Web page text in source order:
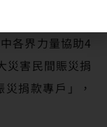
各界力量協助4
災害民間賑災捐
捐款專戶」，